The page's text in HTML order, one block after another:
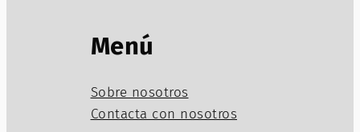
Menú
Sobre nosotros
Contacta con nosotros